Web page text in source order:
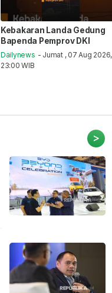
Kebakaran Landa Gedung
Bapenda Pemprov DKI
Dailynews - Jumat , 07 Aug 2026,
23:00 WIB
>